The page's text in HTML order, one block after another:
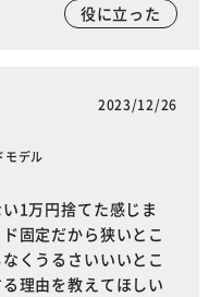
役に立った
2023/12/26
モデル
1万円捨てた感じま
固定だから狭いとこ
くうるさいいいとこ
理由を教えてほしい